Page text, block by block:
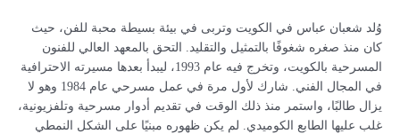
وُلد شعبان عباس في الكويت وتربى في بيئة بسيطة محبة للفن، حيث
كان منذ صغره شغوفًا بالتمثيل والتقليد. التحق بالمعهد العالي للفنون
المسرحية بالكويت، وتخرج فيه عام 1993، ليبدأ بعدها مسيرته الاحترافية
في المجال الفني. شارك لأول مرة في عمل مسرحي عام 1984 وهو لا
يزال طالبًا، واستمر منذ ذلك الوقت في تقديم أدوار مسرحية وتلفزيونية،
غلب عليها الطابع الكوميدي. لم يكن ظهوره مبنيًا على الشكل النمطي